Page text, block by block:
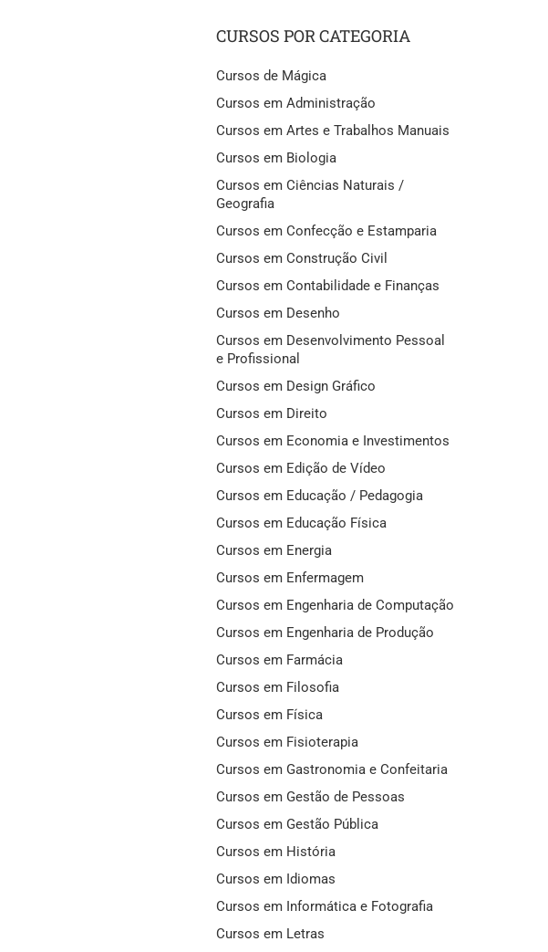
CURSOS POR CATEGORIA
Cursos de Mágica
Cursos em Administração
Cursos em Artes e Trabalhos Manuais
Cursos em Biologia
Cursos em Ciências Naturais /
Geografia
Cursos em Confecção e Estamparia
Cursos em Construção Civil
Cursos em Contabilidade e Finanças
Cursos em Desenho
Cursos em Desenvolvimento Pessoal
e Profissional
Cursos em Design Gráfico
Cursos em Direito
Cursos em Economia e Investimentos
Cursos em Edição de Vídeo
Cursos em Educação / Pedagogia
Cursos em Educação Física
Cursos em Energia
Cursos em Enfermagem
Cursos em Engenharia de Computação
Cursos em Engenharia de Produção
Cursos em Farmácia
Cursos em Filosofia
Cursos em Física
Cursos em Fisioterapia
Cursos em Gastronomia e Confeitaria
Cursos em Gestão de Pessoas
Cursos em Gestão Pública
Cursos em História
Cursos em Idiomas
Cursos em Informática e Fotografia
Cursos em Letras